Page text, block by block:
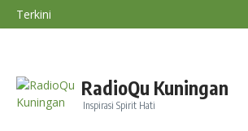
Lewati ke konten
Terkini
Qur’an
RadioQu Kuningan
Inspirasi Spirit Hati